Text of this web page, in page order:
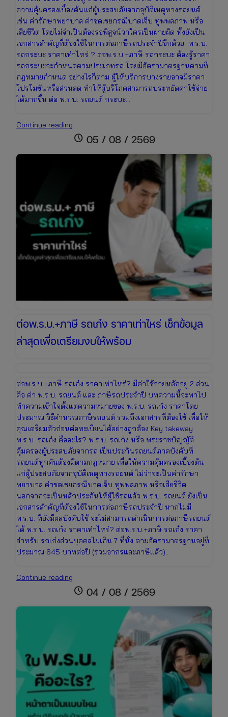
ความคุ้มครองเบื้องต้นแก่ผู้ประสบภัยจากอุบัติเหตุทางรถยนต์
เช่น ค่ารักษาพยาบาล ค่าชดเชยกรณีบาดเจ็บ ทุพพลภาพ หรือ
เสียชีวิต โดยไม่จำเป็นต้องรอพิสูจน์ว่าใครเป็นฝ่ายผิด ทั้งยังเป็น
เอกสารสำคัญที่ต้องใช้ในการต่อภาษีรถประจำปีอีกด้วย พ.ร.บ.
รถกระบะ ราคาเท่าไหร่ ? ต่อพ.ร.บ.+ภาษี รถกระบะ ต้องรู้ราคา
รถกระบะจะกำหนดตามประเภทรถ โดยมีอัตรามาตรฐานตามที่
กฎหมายกำหนด อย่างไรก็ตาม ผู้ให้บริการบางรายอาจมีราคา
โปรโมชันหรือส่วนลด ทำให้ผู้บริโภคสามารถประหยัดค่าใช้จ่าย
ได้มากขึ้น ต่อ พ.ร.บ. รถยนต์ กระบะ…
Continue reading
รถ
ออนไลน์
ได้
ทันที
schedule 05 / 08 / 2569
ต่อพ.ร.บ.+ภาษี รถเก๋ง ราคาเท่าไหร่ เช็กข้อมูล
ล่าสุดเพื่อเตรียมงบให้พร้อม
ต่อพ.ร.บ.+ภาษี รถเก๋ง ราคาเท่าไหร่? มีค่าใช้จ่ายหลักอยู่ 2 ส่วน
คือ ค่า พ.ร.บ. รถยนต์ และ ภาษีรถประจำปี บทความนี้จะพาไป
ทำความเข้าใจตั้งแต่ความหมายของ พ.ร.บ. รถเก๋ง ราคาโดย
ประมาณ วิธีคำนวณภาษีรถยนต์ รวมถึงเอกสารที่ต้องใช้ เพื่อให้
คุณเตรียมตัวก่อนต่อทะเบียนได้อย่างถูกต้อง Key takeway
พ.ร.บ. รถเก๋ง คืออะไร? พ.ร.บ. รถเก๋ง หรือ พระราชบัญญัติ
คุ้มครองผู้ประสบภัยจากรถ เป็นประกันรถยนต์ภาคบังคับที่
รถยนต์ทุกคันต้องมีตามกฎหมาย เพื่อให้ความคุ้มครองเบื้องต้น
แก่ผู้ประสบภัยจากอุบัติเหตุทางรถยนต์ ไม่ว่าจะเป็นค่ารักษา
พยาบาล ค่าชดเชยกรณีบาดเจ็บ ทุพพลภาพ หรือเสียชีวิต
นอกจากจะเป็นหลักประกันให้ผู้ใช้รถแล้ว พ.ร.บ. รถยนต์ ยังเป็น
เอกสารสำคัญที่ต้องใช้ในการต่อภาษีรถประจำปี หากไม่มี
พ.ร.บ. ที่ยังมีผลบังคับใช้ จะไม่สามารถดำเนินการต่อภาษีรถยนต์
ได้ พ.ร.บ. รถเก๋ง ราคาเท่าไหร่? ต่อพ.ร.บ.+ภาษี รถเก๋ง ราคา
สำหรับ รถเก๋งส่วนบุคคลไม่เกิน 7 ที่นั่ง ตามอัตรามาตรฐานอยู่ที่
ประมาณ 645 บาทต่อปี (รวมอากรและภาษีแล้ว)…
Continue reading
รถ
ข้อมูล
ล่าสุด
เพื่อ
เตรียม
งบ
ให้
schedule 04 / 08 / 2569